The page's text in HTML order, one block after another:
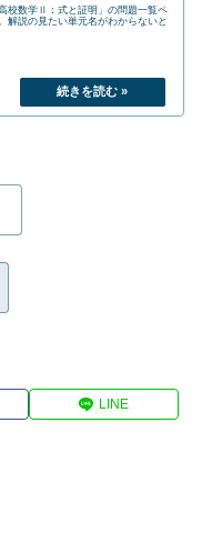
校数学Ⅱ：式と証明」の問題一覧ペ
解説の見たい単元名がわからないと
LINE